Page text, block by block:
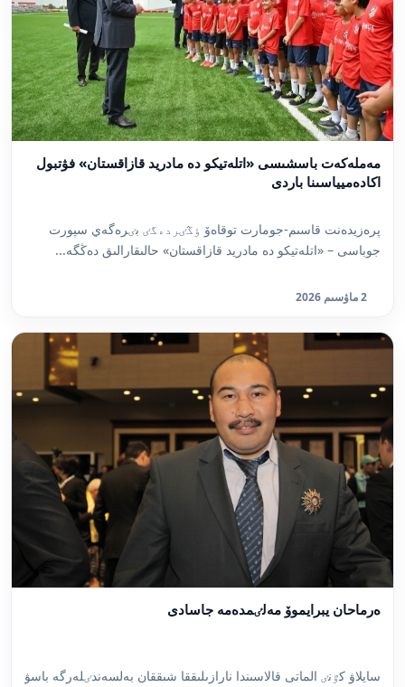
مەملەكەت باسشىسى «اتلەتيكو دە مادريد قازاقستان» فۋتبول
اكادەميياسىنا باردى
پرەزيدەنت قاسىم-جومارت توقاەۆ ٶڭٸردەگٸ بٸرەگەي سپورت
جوباسى – «اتلەتيكو دە مادريد قازاقستان» حالىقارالىق دەڭگە...
2 ماۋسىم 2026
ەرماحان يبرايموۆ مەلٸمدەمە جاسادى
سايلاۋ كٷنٸ الماتى قالاسىندا نارازىلىققا شىققان بەلسەندٸلەرگە باسۋ